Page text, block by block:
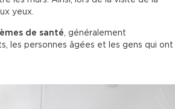
yeux.
de santé, généralement
les personnes âgées et les gens qui ont